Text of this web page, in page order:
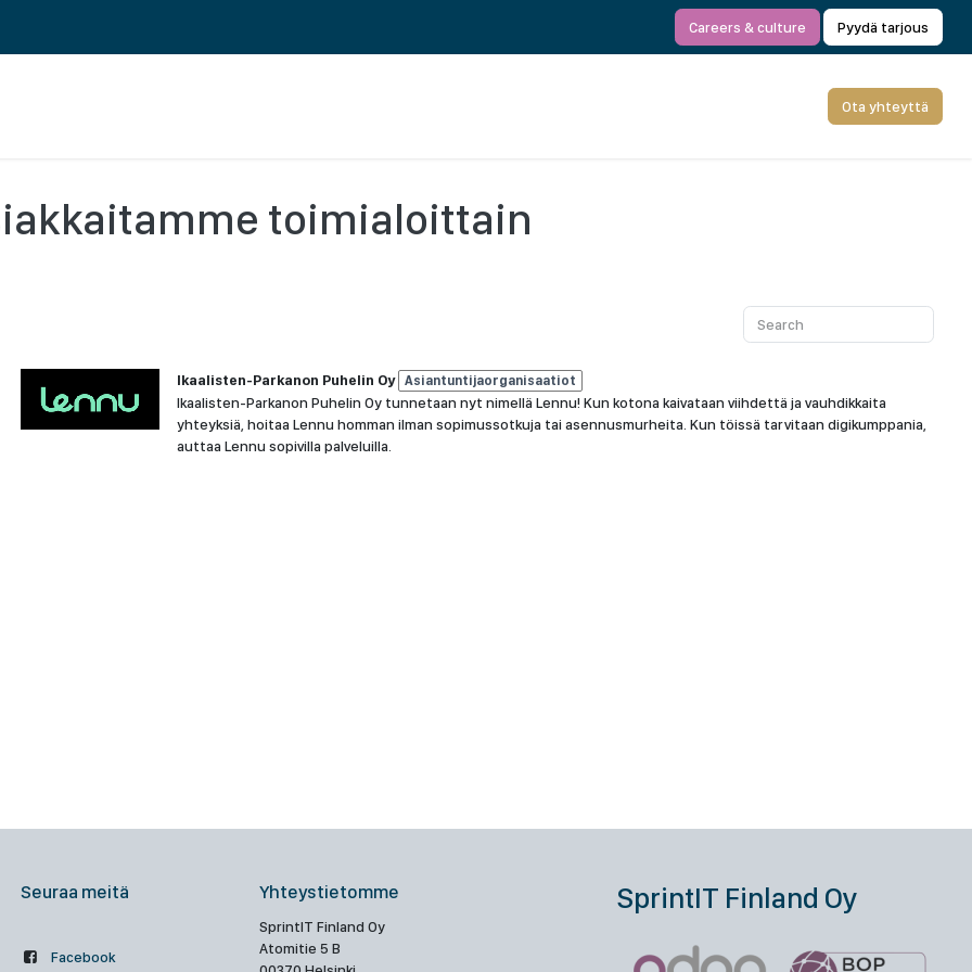
Careers & culture Pyydä tarjous
Ota yhteyttä
toimialoittain
Ikaalisten-Parkanon Puhelin Oy Asiantuntijaorganisaatiot
Ikaalisten-Parkanon Puhelin Oy tunnetaan nyt nimellä Lennu! Kun kotona kaivataan viihdettä ja vauhdikkaita
yhteyksiä, hoitaa Lennu homman ilman sopimussotkuja tai asennusmurheita. Kun töissä tarvitaan digikumppania,
auttaa Lennu sopivilla palveluilla.
Seuraa meitä
Facebook
Yhteystietomme
SprintIT Finland Oy
Atomitie 5 B
SprintIT Finland Oy